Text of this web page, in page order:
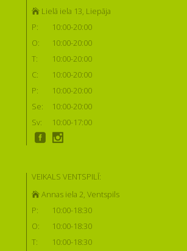
Lielā iela 13, Liepāja
P:
10:00-20:00
O:
10:00-20:00
T:
10:00-20:00
C:
10:00-20:00
P:
10:00-20:00
Se:
10:00-20:00
Sv:
10:00-17:00
VEIKALS VENTSPILĪ:
Annas iela 2, Ventspils
P:
10:00-18:30
O:
10:00-18:30
T:
10:00-18:30